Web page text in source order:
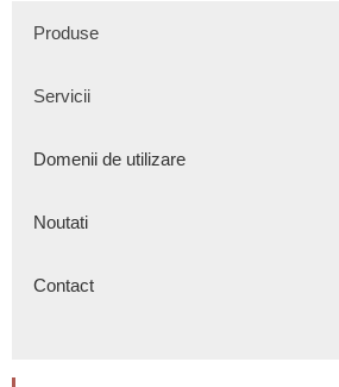
Produse
Servicii
Domenii de utilizare
Noutati
Contact